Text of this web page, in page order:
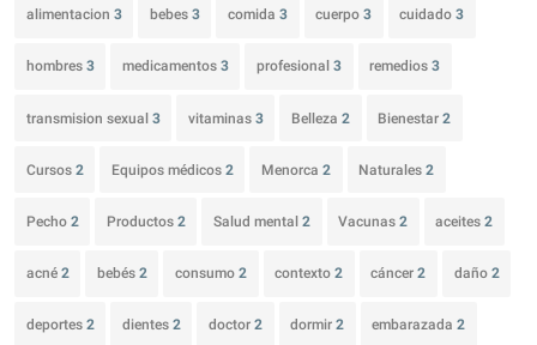
alimentacion 3 bebes 3 comida 3 cuerpo3 cuidado3
hombres 3 medicamentos 3 profesional 3 remedios3
transmision sexual 3 vitaminas 3 Belleza 2 Bienestar2
Cursos 2 Equipos médicos 2 Menorca 2 Naturales2
Pecho 2 Productos 2 Salud mental 2 Vacunas2 aceites2
acné 2 bebés 2 consumo 2 contexto2 cáncer2 daño 2
deportes 2 dientes 2 doctor 2 dormir2 embarazada2